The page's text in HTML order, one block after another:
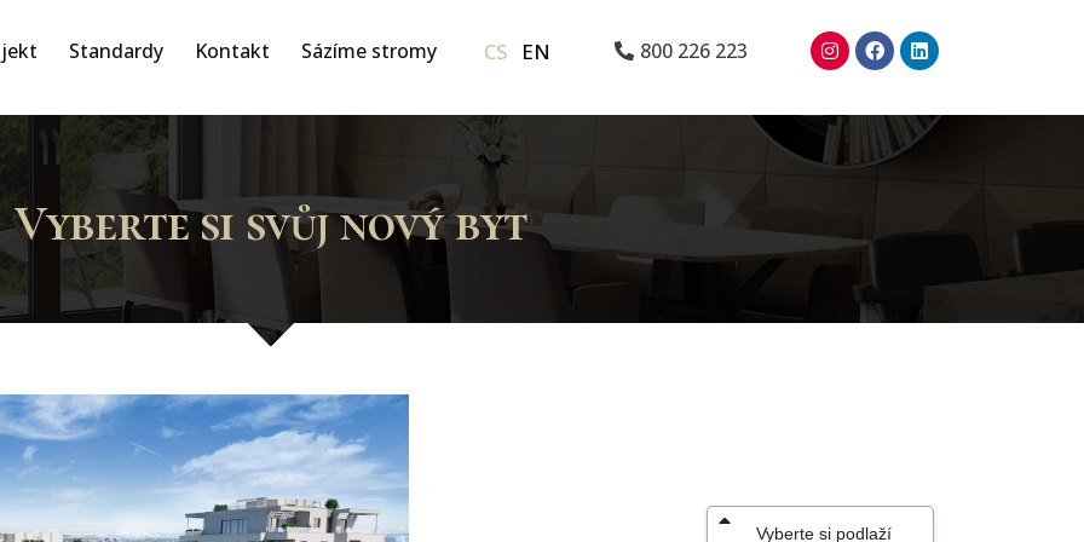
Standardy Kontakt Sázíme stromy CS EN 800 226 223
Vyberte si svůj nový byt